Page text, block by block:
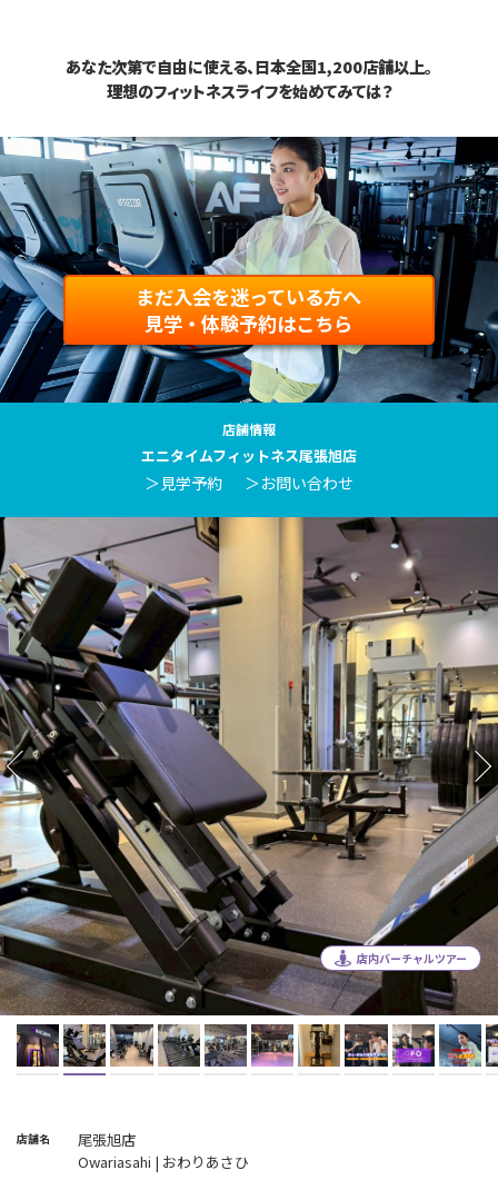
あなた次第で自由に使える、日本全国1,200店舗以上。
理想のフィットネスライフを始めてみては？
まだ入会を迷っている方へ
見学・体験予約はこちら
店舗情報
エニタイムフィットネス尾張旭店
＞見学予約 ＞お問い合わせ
店内バーチャルツアー
店舗名
尾張旭店
Owariasahi | おわりあさひ